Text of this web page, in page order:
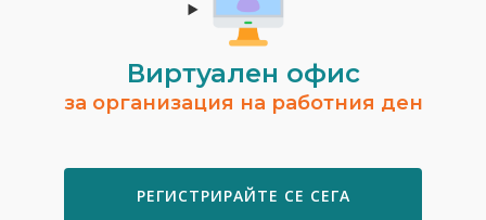
Виртуален офис
за организация на работния ден
РЕГИСТРИРАЙТЕ СЕ СЕГА